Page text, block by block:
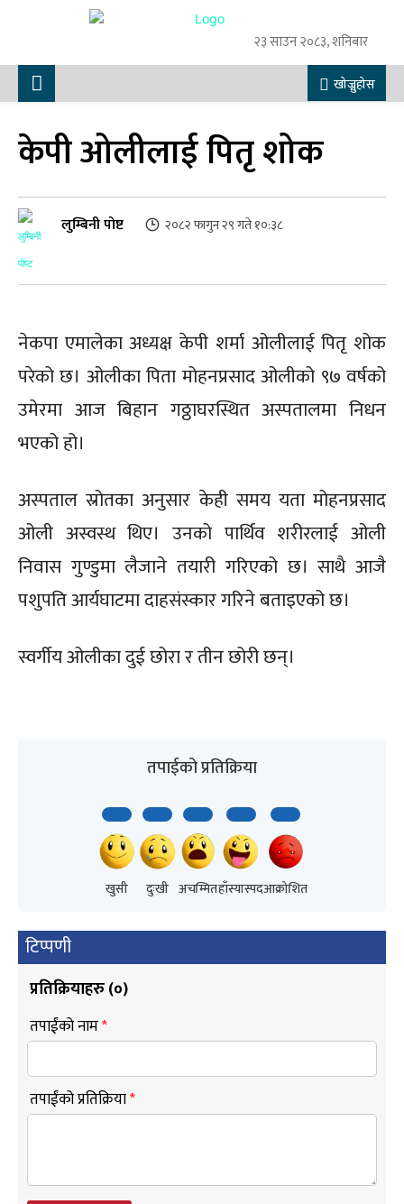
२३ साउन २०८३, शनिबार
खोज्नुहोस
केपी ओलीलाई पितृ शोक
लुम्बिनी पोष्ट २०८२ फागुन २९ गते १०:३८
नेकपा एमालेका अध्यक्ष केपी शर्मा ओलीलाई पितृ शोक
परेको छ। ओलीका पिता मोहनप्रसाद ओलीको ९७ वर्षको
उमेरमा आज बिहान गठ्ठाघरस्थित अस्पतालमा निधन
भएको हो।
अस्पताल स्रोतका अनुसार केही समय यता मोहनप्रसाद
ओली अस्वस्थ थिए। उनको पार्थिव शरीरलाई ओली
निवास गुण्डुमा लैजाने तयारी गरिएको छ। साथै आजै
पशुपति आर्यघाटमा दाहसंस्कार गरिने बताइएको छ।
स्वर्गीय ओलीका दुई छोरा र तीन छोरी छन्।
तपाईको प्रतिक्रिया
खुसी दुःखी अचम्मितहाँस्यास्पदआक्रोशित
टिप्पणी
प्रतिक्रियाहरु (०)
तपाईंको नाम*
तपाईंको प्रतिक्रिया*